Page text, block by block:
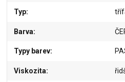
Typ
Barva
Typy barev
Viskozita